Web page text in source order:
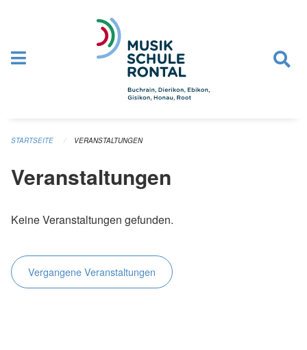
STARTSEITE VERANSTALTUNGEN
Veranstaltungen
Keine Veranstaltungen gefunden.
Vergangene Veranstaltungen